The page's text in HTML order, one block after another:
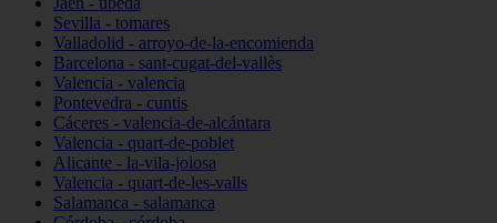
Sevilla - tomares
Valladolid - arroyo-de-la-encomienda
Barcelona - sant-cugat-del-vallès
Valencia - valencia
Pontevedra - cuntis
Cáceres - valencia-de-alcántara
Valencia - quart-de-poblet
Alicante - la-vila-joiosa
Valencia - quart-de-les-valls
Salamanca - salamanca